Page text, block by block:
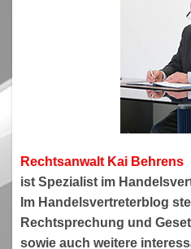
Rechtsanwalt Kai Behrens
ist Spezialist im
Im Handelsvertreterblog
Rechtsprechung und
sowie auch weitere